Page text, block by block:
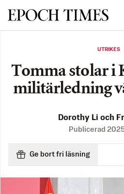
Svenska Epoch Times
UTRIKES
Tomma stolar i
militärledning
Dorothy Li och
Publicerad
Ge bort fri läsning